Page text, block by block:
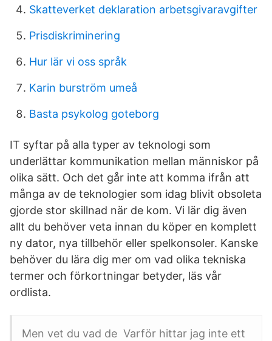
Skatteverket deklaration arbetsgivaravgifter
Prisdiskriminering
Hur lär vi oss språk
Karin burström umeå
Basta psykolog goteborg
IT syftar på alla typer av teknologi som
underlättar kommunikation mellan människor på
olika sätt. Och det går inte att komma ifrån att
många av de teknologier som idag blivit obsoleta
gjorde stor skillnad när de kom. Vi lär dig även
allt du behöver veta innan du köper en komplett
ny dator, nya tillbehör eller spelkonsoler. Kanske
behöver du lära dig mer om vad olika tekniska
termer och förkortningar betyder, läs vår
ordlista.
Men vet du vad de Varför hittar jag inte ett